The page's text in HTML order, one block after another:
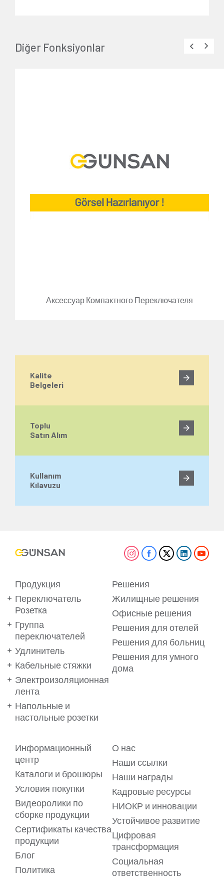
Diğer Fonksiyonlar
Аксессуар Компактного Переключателя
Kalite
Belgeleri
Toplu
Satın Alım
Kullanım
Kılavuzu
Продукция
Переключатель
Розетка
Группа
переключателей
Удлинитель
Кабельные стяжки
Электроизоляционная
лента
Напольные и
настольные розетки
Решения
Жилищные решения
Офисные решения
Решения для отелей
Решения для больниц
Решения для умного
дома
Информационный
центр
Каталоги и брошюры
Условия покупки
Видеоролики по
сборке продукции
Сертификаты качества
продукции
Блог
Политика
О нас
Наши ссылки
Наши награды
Кадровые ресурсы
НИОКР и инновации
Устойчивое развитие
Цифровая
трансформация
Социальная
ответственность
Ваши предпочтения важны
для нас!
Мы используем файлы cookie на нашем веб-сайте, чтобы
позволяют предлагать вам услуги в виде
персонализированного контента, адаптированного к
вашим предпочтениям. Для получения подробной
информации ознакомьтесь с нашим
Пояснительным текстом о файлах cookie.
Если, в рамках
согласны на передачу вашей личной информации, такой
как ваш IP-адрес, данные о ваших посещениях, кликах и
просмотрах, показывающих ваше поведение на